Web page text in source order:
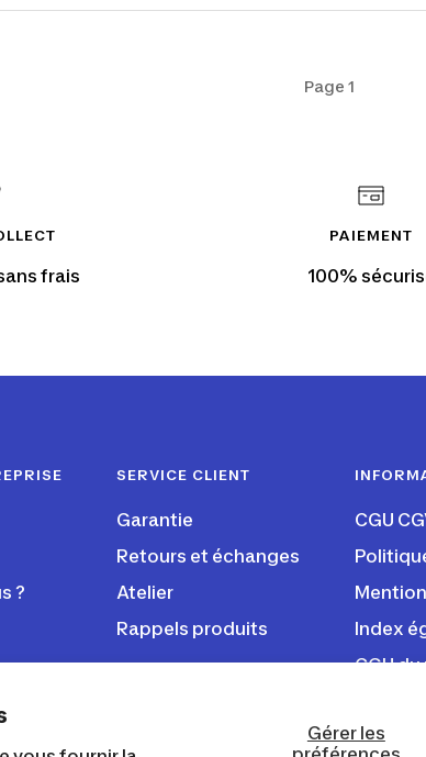
Gérer les
Page 1
frais
PAIEMENT
100%
?
SERVICE CLIENT
Garantie
Retours et échanges
Atelier
Rappels produits
CGU
Index
CGU